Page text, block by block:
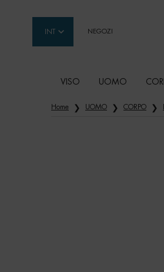
INT NEGOZI
VISO UOMO
Contenuto principale
Home UOMO CORPO